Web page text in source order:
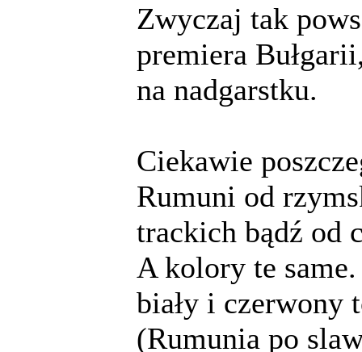
Zwyczaj tak
premiera
na nadgarstku.
Ciekawie
Rumuni od
trackich bądź od
A kolory te
biały i czerwony
(Rumunia po